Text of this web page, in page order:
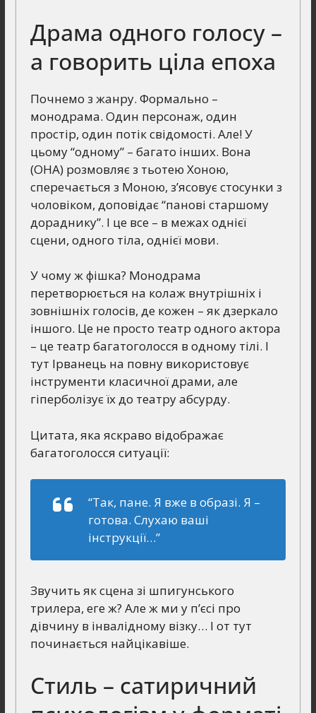
Драма одного голосу –
а говорить ціла епоха
Почнемо з жанру. Формально –
монодрама. Один персонаж, один
простір, один потік свідомості. Але! У
цьому “одному” – багато інших. Вона
(ОНА) розмовляє з тьотею Хоною,
сперечається з Моною, з’ясовує стосунки з
чоловіком, доповідає “панові старшому
дораднику”. І це все – в межах однієї
сцени, одного тіла, однієї мови.
У чому ж фішка? Монодрама
перетворюється на колаж внутрішніх і
зовнішніх голосів, де кожен – як дзеркало
іншого. Це не просто театр одного актора
– це театр багатоголосся в одному тілі. І
тут Ірванець на повну використовує
інструменти класичної драми, але
гіперболізує їх до театру абсурду.
Цитата, яка яскраво відображає
багатоголосся ситуації:
“Так, пане. Я вже в образі. Я –
готова. Слухаю ваші
інструкції…”
Звучить як сцена зі шпигунського
трилера, еге ж? Але ж ми у п’єсі про
дівчину в інвалідному візку… І от тут
починається найцікавіше.
Стиль – сатиричний